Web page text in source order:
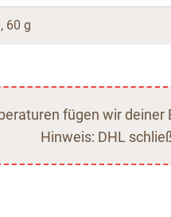
60 g
fügen wir deiner
Hinweis: DHL